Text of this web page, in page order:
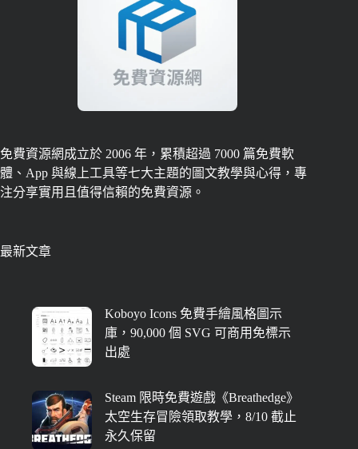
免費資源網成立於 2006 年，累積超過 7000 篇免費軟
體、App 與線上工具等七大主題的圖文教學與心得，專
注分享實用且值得信賴的免費資源。
最新文章
Koboyo Icons 免費手繪風格圖示
庫，90,000 個 SVG 可商用免標示
出處
Steam 限時免費遊戲《Breathedge》
太空生存冒險領取教學，8/10 截止
永久保留